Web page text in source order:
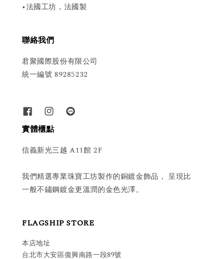
•法國工坊，法國製
聯絡我們
君聚國際股份有限公司
統一編號 89285232
實體櫃點
信義新光三越 A11館 2F
我們精選專業珠寶工坊製作的銅鍍金飾品， 呈現比
一般不鏽鋼鍍金更溫潤的金色光澤。
FLAGSHIP STORE
本店地址
台北市大安區復興南路一段89號